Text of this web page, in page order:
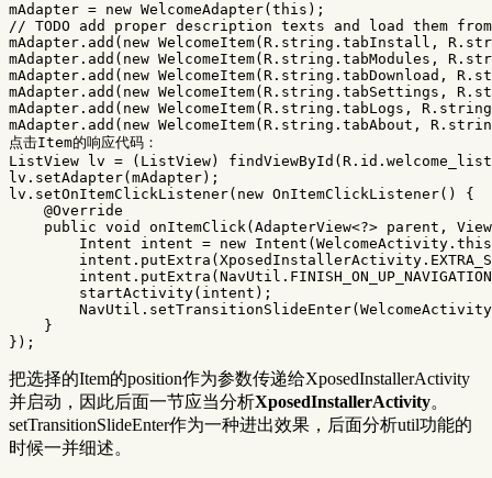
mAdapter = new WelcomeAdapter( this );
// TODO add proper description texts and load them
mAdapter . add ( new WelcomeItem( R . string . tabInstall , R .
mAdapter . add ( new WelcomeItem( R . string . tabModules , R .
mAdapter . add ( new WelcomeItem( R . string . tabDownload , R .
mAdapter . add ( new WelcomeItem( R . string . tabSettings , R .
mAdapter . add ( new WelcomeItem( R . string . tabLogs , R . string
mAdapter . add ( new WelcomeItem( R . string . tabAbout , R .
点击Item的响应代码 ：
ListView
lv = ( ListView) findViewById ( R . id . welcome_list
lv . setAdapter( mAdapter);
lv . setOnItemClickListener( new OnItemClickListener()
{
@Override
public void onItemClick( AdapterView<?> parent ,
View
Intent
intent = new Intent ( WelcomeActivity . this
intent . putExtra ( XposedInstallerActivity .
intent . putExtra ( NavUtil . FINISH_ON_UP_NAVIGATION
startActivity( intent );
NavUtil . setTransitionSlideEnter( WelcomeActivity
}
});
把选择的Item的position作为参数传递给XposedInstallerActivity
并启动，因此后面一节应当分析XposedInstallerActivity。
setTransitionSlideEnter作为一种进出效果，后面分析util功能的
时候一并细述。